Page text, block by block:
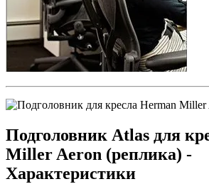
Подголовник Atlas для
Miller Aeron (реплика) -
Характеристики